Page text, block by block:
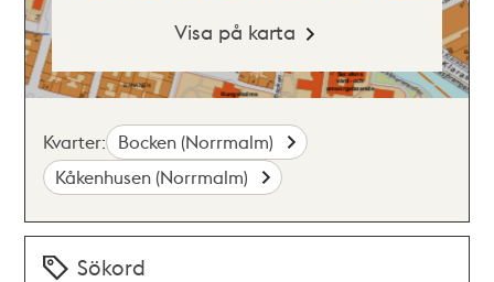
Visa på karta
Kvarter: Bocken (Norrmalm)
Kåkenhusen (Norrmalm)
Sökord